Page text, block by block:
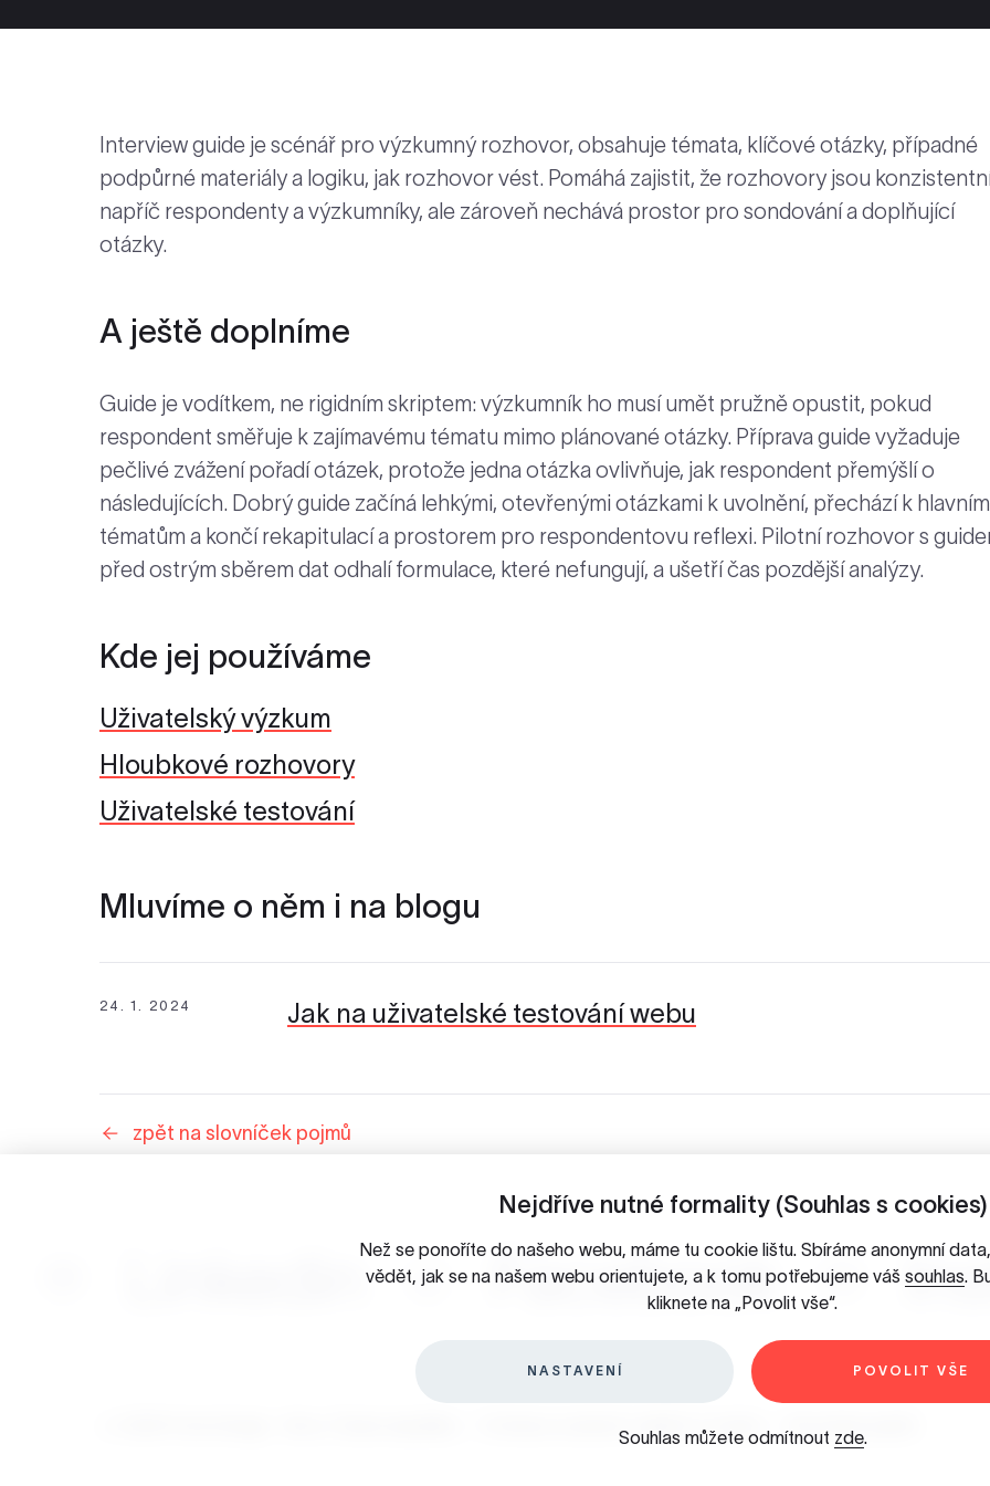
Interview guide je scénář pro výzkumný rozhovor, obsahuje témata, klíčové otázky, případné
podpůrné materiály a logiku, jak rozhovor vést. Pomáhá zajistit, že rozhovory jsou
napříč respondenty a výzkumníky, ale zároveň nechává prostor pro sondování a doplňující
otázky.
A ještě doplníme
Guide je vodítkem, ne rigidním skriptem: výzkumník ho musí umět pružně opustit, pokud
respondent směřuje k zajímavému tématu mimo plánované otázky. Příprava guide vyžaduje
pečlivé zvážení pořadí otázek, protože jedna otázka ovlivňuje, jak respondent přemýšlí o
následujících. Dobrý guide začíná lehkými, otevřenými otázkami k uvolnění, přechází k hlavním
tématům a končí rekapitulací a prostorem pro respondentovu reflexi. Pilotní rozhovor s
před ostrým sběrem dat odhalí formulace, které nefungují, a ušetří čas pozdější analýzy.
Kde jej používáme
Uživatelský výzkum
Hloubkové rozhovory
Uživatelské testování
Mluvíme o něm i na blogu
24. 1. 2024 Jak na uživatelské testování webu
zpět na slovníček pojmů
Linkedin Facebook
Ochrana osobních údajů & Cookies
Nejdříve nutné formality (Souhlas s cookies)
Než se ponoříte do našeho webu, máme tu cookie lištu. Sbíráme anonymní
vědět, jak se na našem webu orientujete, a k tomu potřebujeme váš souhlas.
kliknete na „Povolit vše“.
POVOLIT VŠE
NASTAVENÍ
Souhlas můžete odmítnout zde.